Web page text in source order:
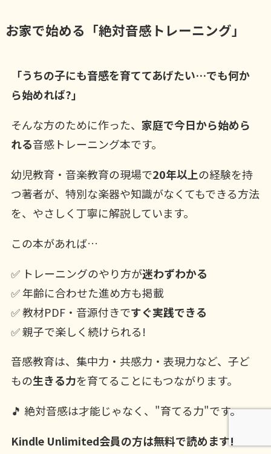
お家で始める「絶対音感トレーニング」
「うちの子にも音感を育ててあげたい…でも何か
ら始めれば?」
そんな方のために作った、 家庭で今日から始めら
れる音感トレーニング本です。
幼児教育・音楽教育の現場で20年以上の経験を持
つ著者が、特別な楽器や知識がなくてもできる方法
を、やさしく丁寧に解説しています。
この本があれば…
✅ トレーニングのやり方が迷わずわかる
✅ 年齢に合わせた進め方も掲載
✅ 教材PDF・音源付きですぐ実践できる
✅ 親子で楽しく続けられる!
音感教育は、集中力・共感力・表現力など、子ど
もの生きる力を育てることにもつながります。
🎵 絶対音感は才能じゃなく、"育てる力"です。
Kindle Unlimited会員の方は無料で読めます!